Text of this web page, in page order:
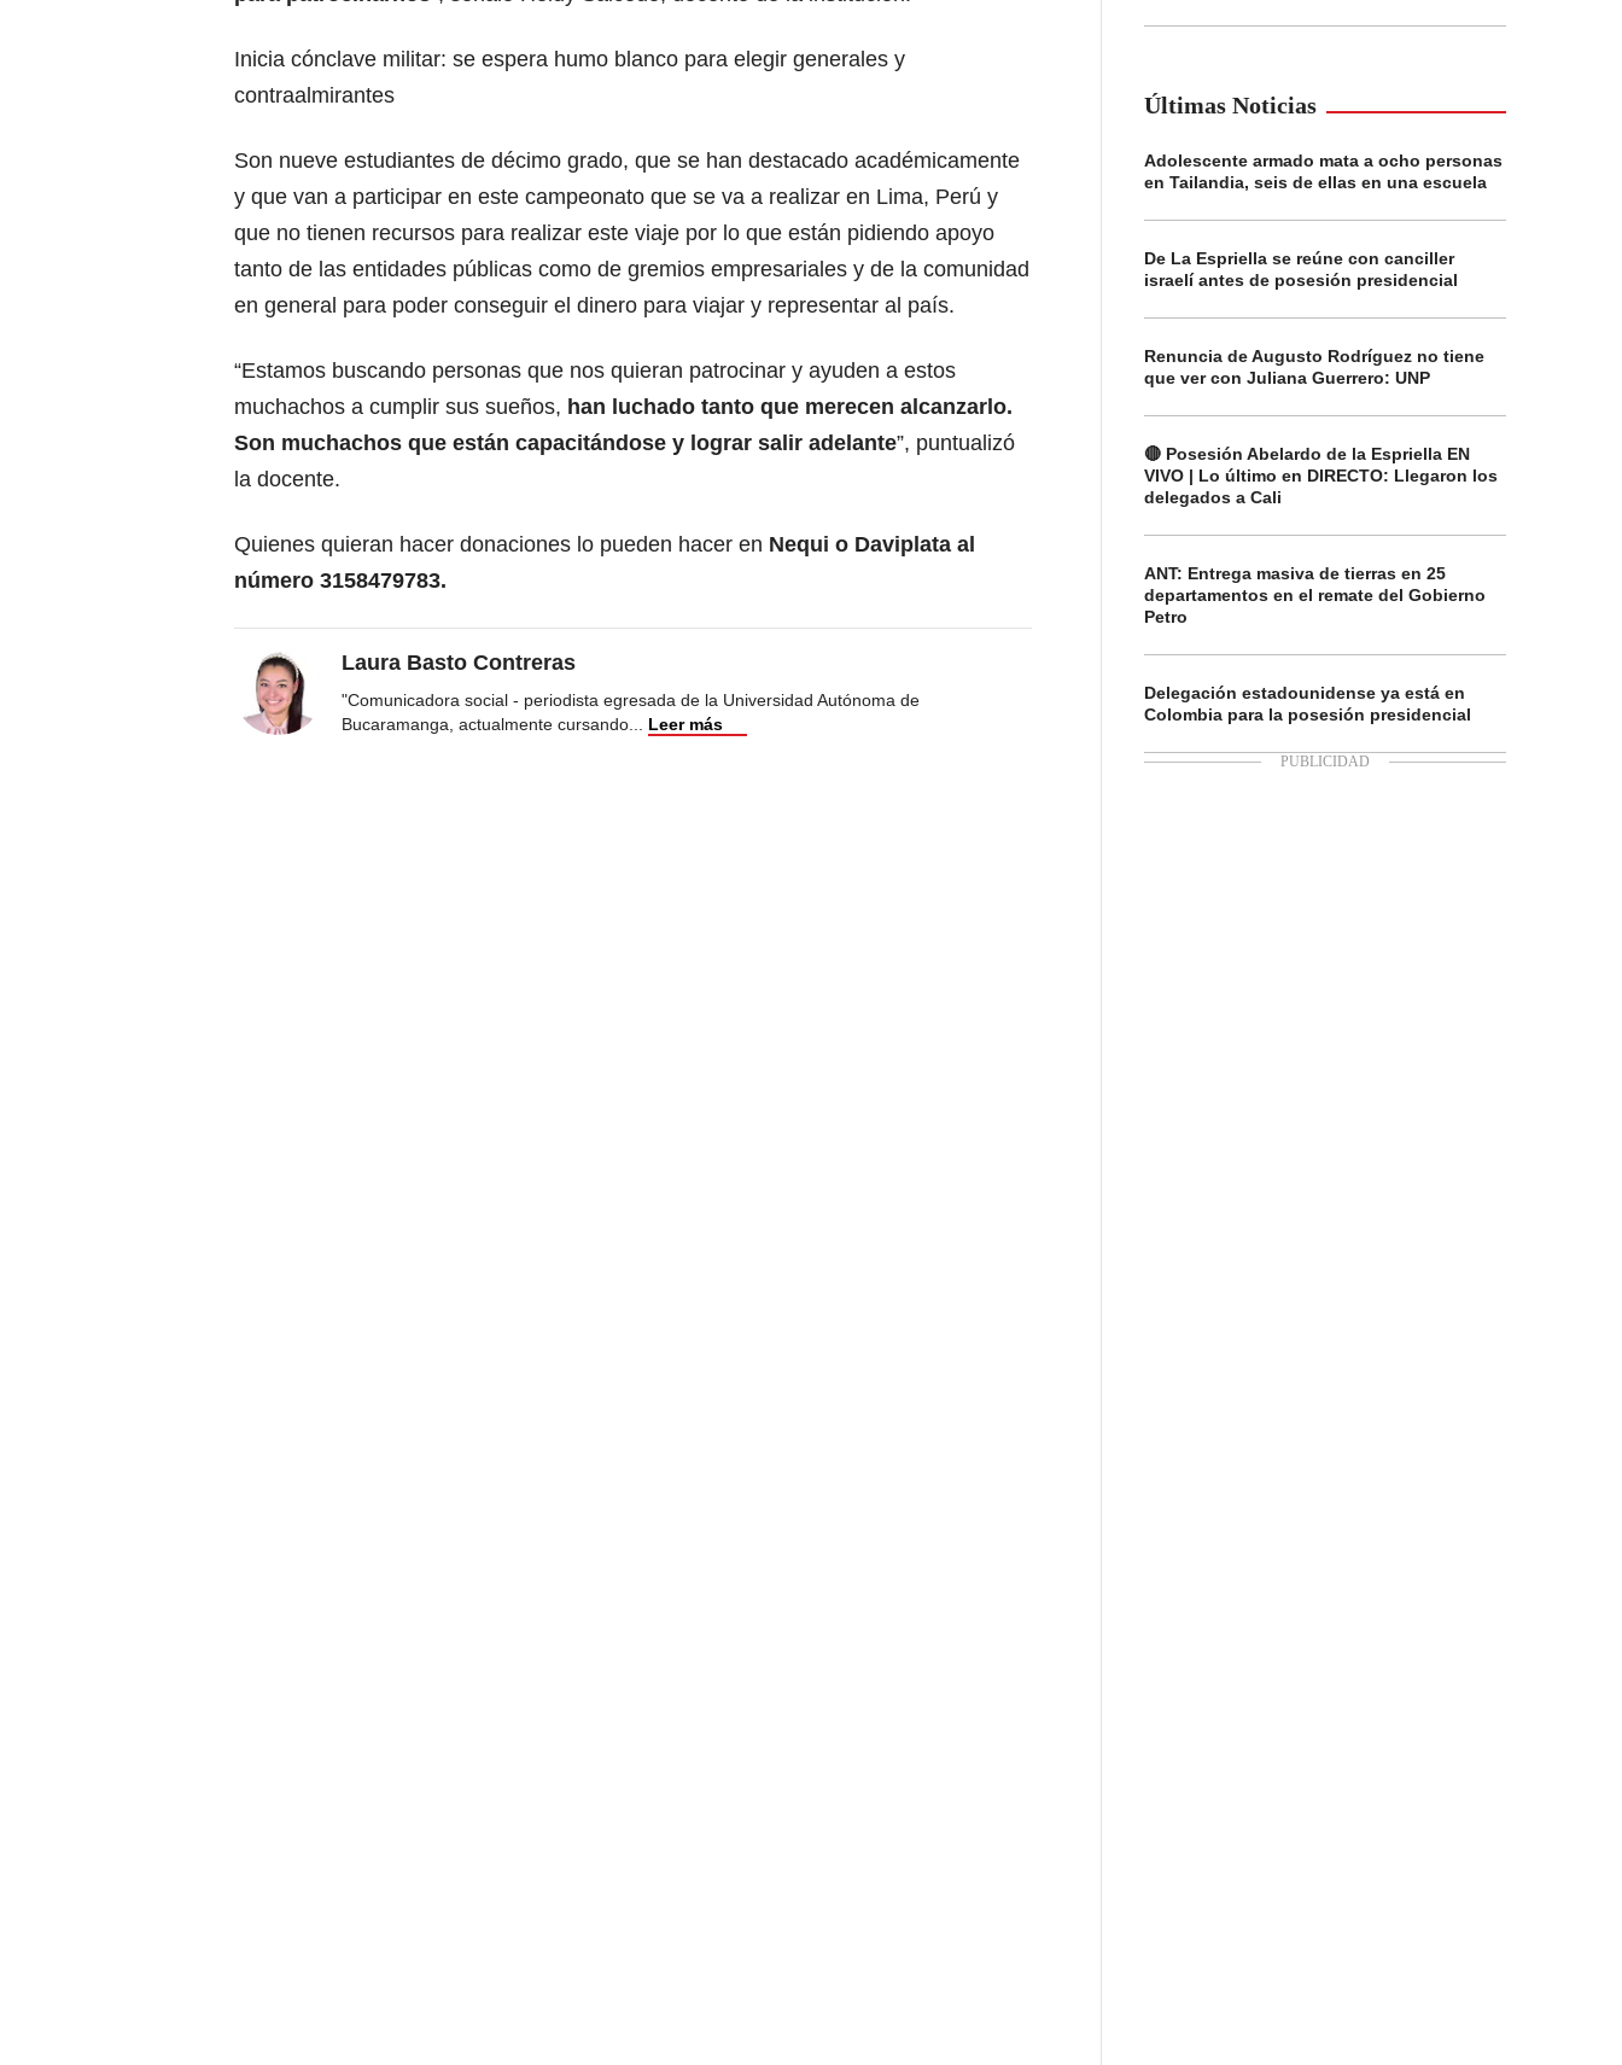
Inicia cónclave militar: se espera humo blanco para elegir generales y
contraalmirantes
Son nueve estudiantes de décimo grado, que se han destacado académicamente
y que van a participar en este campeonato que se va a realizar en Lima, Perú y
que no tienen recursos para realizar este viaje por lo que están pidiendo apoyo
tanto de las entidades públicas como de gremios empresariales y de la comunidad
en general para poder conseguir el dinero para viajar y representar al país.
“Estamos buscando personas que nos quieran patrocinar y ayuden a estos
muchachos a cumplir sus sueños, han luchado tanto que merecen alcanzarlo.
Son muchachos que están capacitándose y lograr salir adelante”, puntualizó
la docente.
Quienes quieran hacer donaciones lo pueden hacer en Nequi o Daviplata al
número 3158479783.
Laura Basto Contreras
"Comunicadora social - periodista egresada de la Universidad Autónoma de
Bucaramanga, actualmente cursando... Leer más
Últimas Noticias
Adolescente armado mata a ocho personas
en Tailandia, seis de ellas en una escuela
De La Espriella se reúne con canciller
israelí antes de posesión presidencial
Renuncia de Augusto Rodríguez no tiene
que ver con Juliana Guerrero: UNP
🔴 Posesión Abelardo de la Espriella EN
VIVO | Lo último en DIRECTO: Llegaron los
delegados a Cali
ANT: Entrega masiva de tierras en 25
departamentos en el remate del Gobierno
Petro
Delegación estadounidense ya está en
Colombia para la posesión presidencial